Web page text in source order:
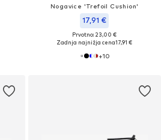
Nogavice 'Trefoil Cushion'
17,91 €
Prvotno: 23,00 €
Zadnja najnižja cena17,91 €
+10